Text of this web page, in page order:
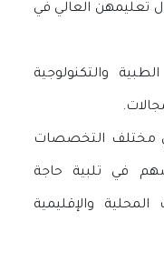
تعليمهن العالي في
والتكنولوجية
مختلف التخصصات
في تلبية حاجة
والإقليمية